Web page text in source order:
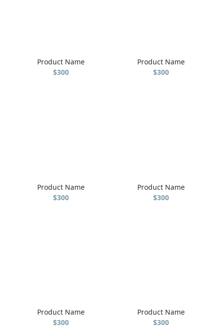
Product Name
$300
Product Name
$300
Product Name
$300
Product Name
$300
Product Name
$300
Product Name
$300